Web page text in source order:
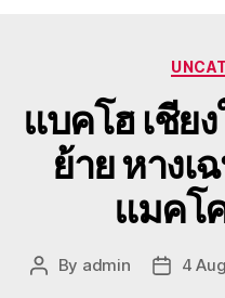
แบคโฮ เชีย
ย้าย หางเ
แมคโ
Post
By admin
Post
4